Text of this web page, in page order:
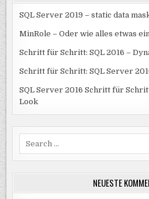
SQL Server 2019 – static data
MinRole – Oder wie alles etwas
Schritt für Schritt: SQL 2016 –
Schritt für Schritt: SQL Server
SQL Server 2016 Schritt für
Look
NEUESTE